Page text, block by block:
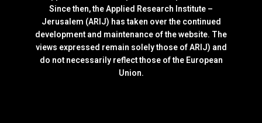
Since then, the Applied Research Institute –
Jerusalem (ARIJ) has taken over the continued
development and maintenance of the website. The
views expressed remain solely those of ARIJ) and
do not necessarily reflect those of the European
Union.